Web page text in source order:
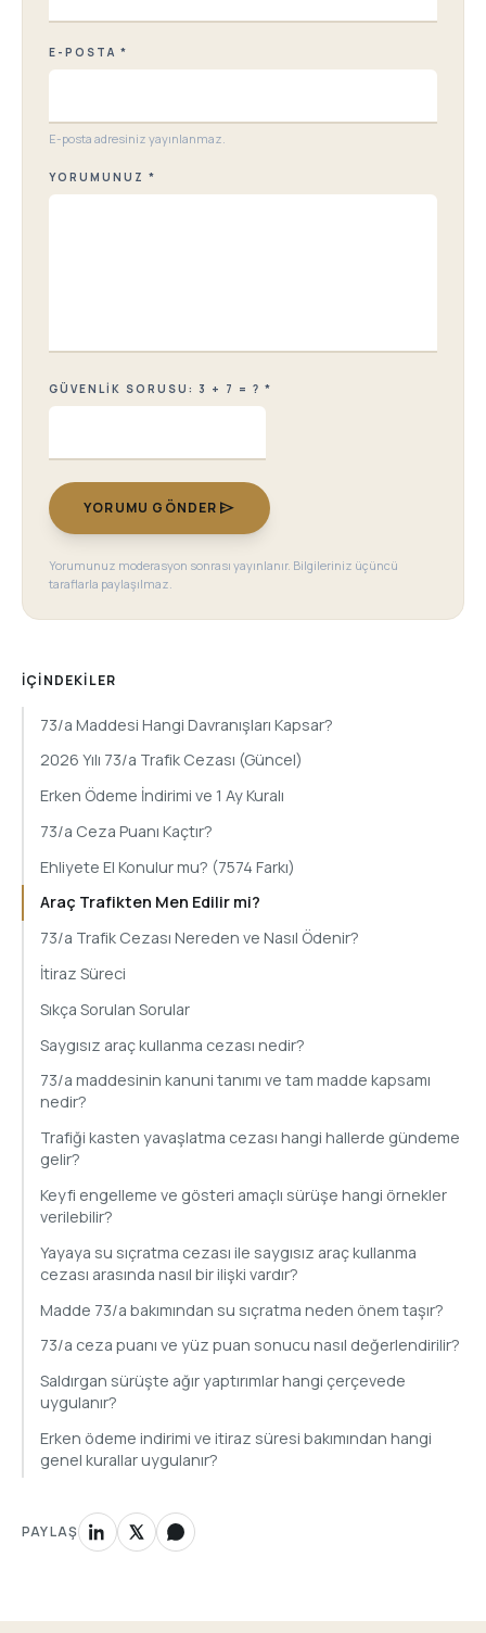
İÇINDEKILER
73/a Maddesi Hangi Davranışları Kapsar?
2026 Yılı 73/a Trafik Cezası (Güncel)
Erken Ödeme İndirimi ve 1 Ay Kuralı
73/a Ceza Puanı Kaçtır?
Ehliyete El Konulur mu? (7574 Farkı)
Araç Trafikten Men Edilir mi?
73/a Trafik Cezası Nereden ve Nasıl Ödenir?
İtiraz Süreci
Sıkça Sorulan Sorular
Saygısız araç kullanma cezası nedir?
73/a maddesinin kanuni tanımı ve tam madde kapsamı
nedir?
Trafiği kasten yavaşlatma cezası hangi hallerde gündeme
gelir?
Keyfi engelleme ve gösteri amaçlı sürüşe hangi örnekler
verilebilir?
Yayaya su sıçratma cezası ile saygısız araç kullanma
cezası arasında nasıl bir ilişki vardır?
Madde 73/a bakımından su sıçratma neden önem taşır?
73/a ceza puanı ve yüz puan sonucu nasıl değerlendirilir?
Saldırgan sürüşte ağır yaptırımlar hangi çerçevede
uygulanır?
Erken ödeme indirimi ve itiraz süresi bakımından hangi
genel kurallar uygulanır?
PAYLAŞ
E-POSTA *
E-posta adresiniz yayınlanmaz.
YORUMUNUZ *
GÜVENLIK SORUSU: 3 + 7 = ? *
YORUMU GÖNDER send
Yorumunuz moderasyon sonrası yayınlanır. Bilgileriniz üçüncü
taraflarla paylaşılmaz.